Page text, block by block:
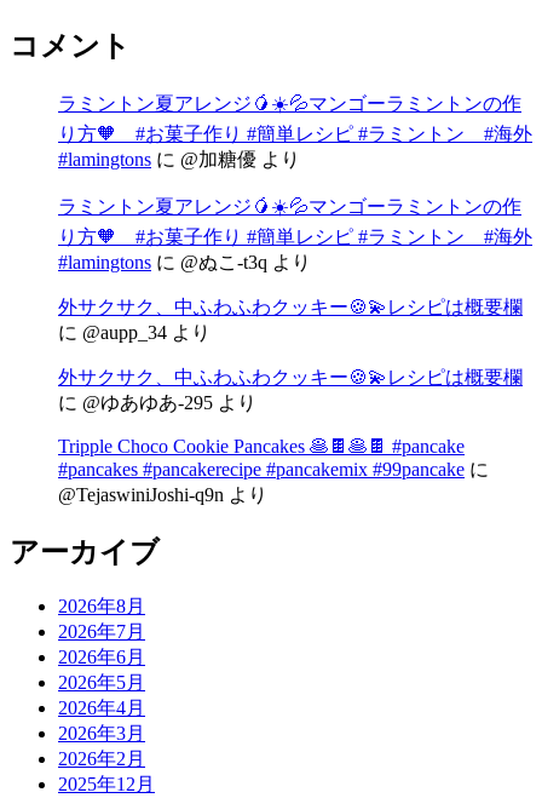
コメント
ラミントン夏アレンジ🥭☀️💦マンゴーラミントンの作
り方🧡 #お菓子作り #簡単レシピ #ラミントン #海外
#lamingtons に @加糖優 より
ラミントン夏アレンジ🥭☀️💦マンゴーラミントンの作
り方🧡 #お菓子作り #簡単レシピ #ラミントン #海外
#lamingtons に @ぬこ-t3q より
外サクサク、中ふわふわクッキー🍪💫レシピは概要欄
に @aupp_34 より
外サクサク、中ふわふわクッキー🍪💫レシピは概要欄
に @ゆあゆあ-295 より
Tripple Choco Cookie Pancakes 🥞🍫🥞🍫 #pancake
#pancakes #pancakerecipe #pancakemix #99pancake に
@TejaswiniJoshi-q9n より
アーカイブ
2026年8月
2026年7月
2026年6月
2026年5月
2026年4月
2026年3月
2026年2月
2025年12月